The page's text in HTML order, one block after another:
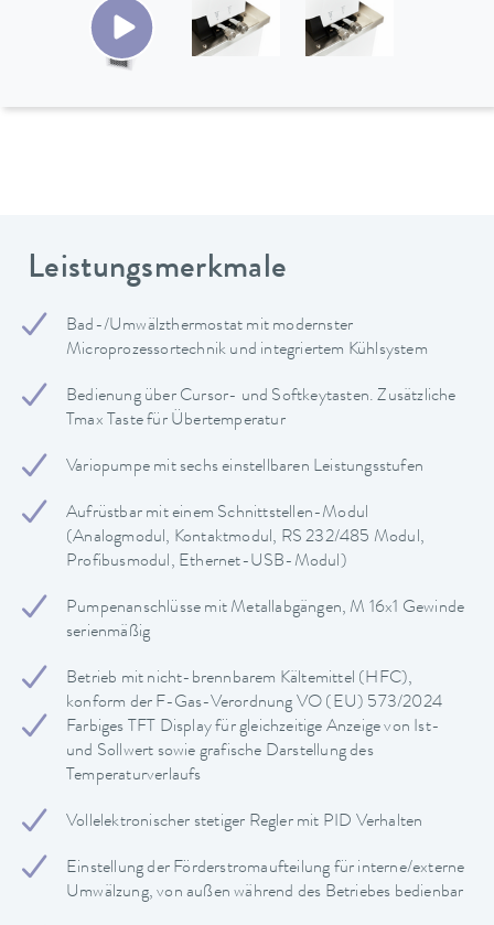
Leistungsmerkmale
Bad-/Umwälzthermostat mit modernster
Microprozessortechnik und integriertem Kühlsystem
Bedienung über Cursor- und Softkeytasten. Zusätzliche
Tmax Taste für Übertemperatur
Variopumpe mit sechs einstellbaren Leistungsstufen
Aufrüstbar mit einem Schnittstellen-Modul
(Analogmodul, Kontaktmodul, RS 232/485 Modul,
Profibusmodul, Ethernet-USB-Modul)
Pumpenanschlüsse mit Metallabgängen, M 16x1 Gewinde
serienmäßig
Betrieb mit nicht-brennbarem Kältemittel (HFC),
konform der F-Gas-Verordnung VO (EU) 573/2024
Farbiges TFT Display für gleichzeitige Anzeige von Ist-
und Sollwert sowie grafische Darstellung des
Temperaturverlaufs
Vollelektronischer stetiger Regler mit PID Verhalten
Einstellung der Förderstromaufteilung für interne/externe
Umwälzung, von außen während des Betriebes bedienbar